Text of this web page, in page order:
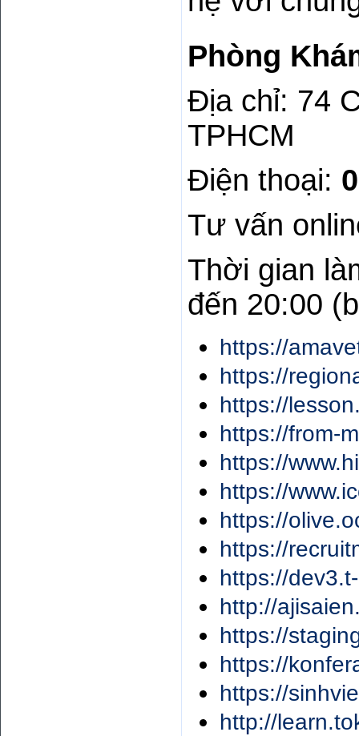
Phòng
Địa chỉ: 74
TPHCM
Điện thoại:
Tư vấn
Thời gian
đến 20:00
https://
https://
https://
https://from-
https://
https://
https://
https://
https://
http://
https://
https://
https://
http://